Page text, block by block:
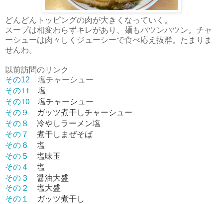
どんどんトッピングの肉が大きくなっていく。
スープは相変わらずキレがあり、麺もパツンパツン。チャ
ーシューは肉々しくジューシーで食べ応え抜群。たまりま
せんわ。
以前訪問のリンク
その12 塩チャーシュー
その11
塩
その10 塩チャーシュー
その９
ガッツ煮干しチャーシュー
その８
冷やしラーメン塩
その７
煮干しまぜそば
その６
塩
その５
塩味玉
その４
塩
その３
醤油大盛
その２
塩大盛
その１
ガッツ煮干し